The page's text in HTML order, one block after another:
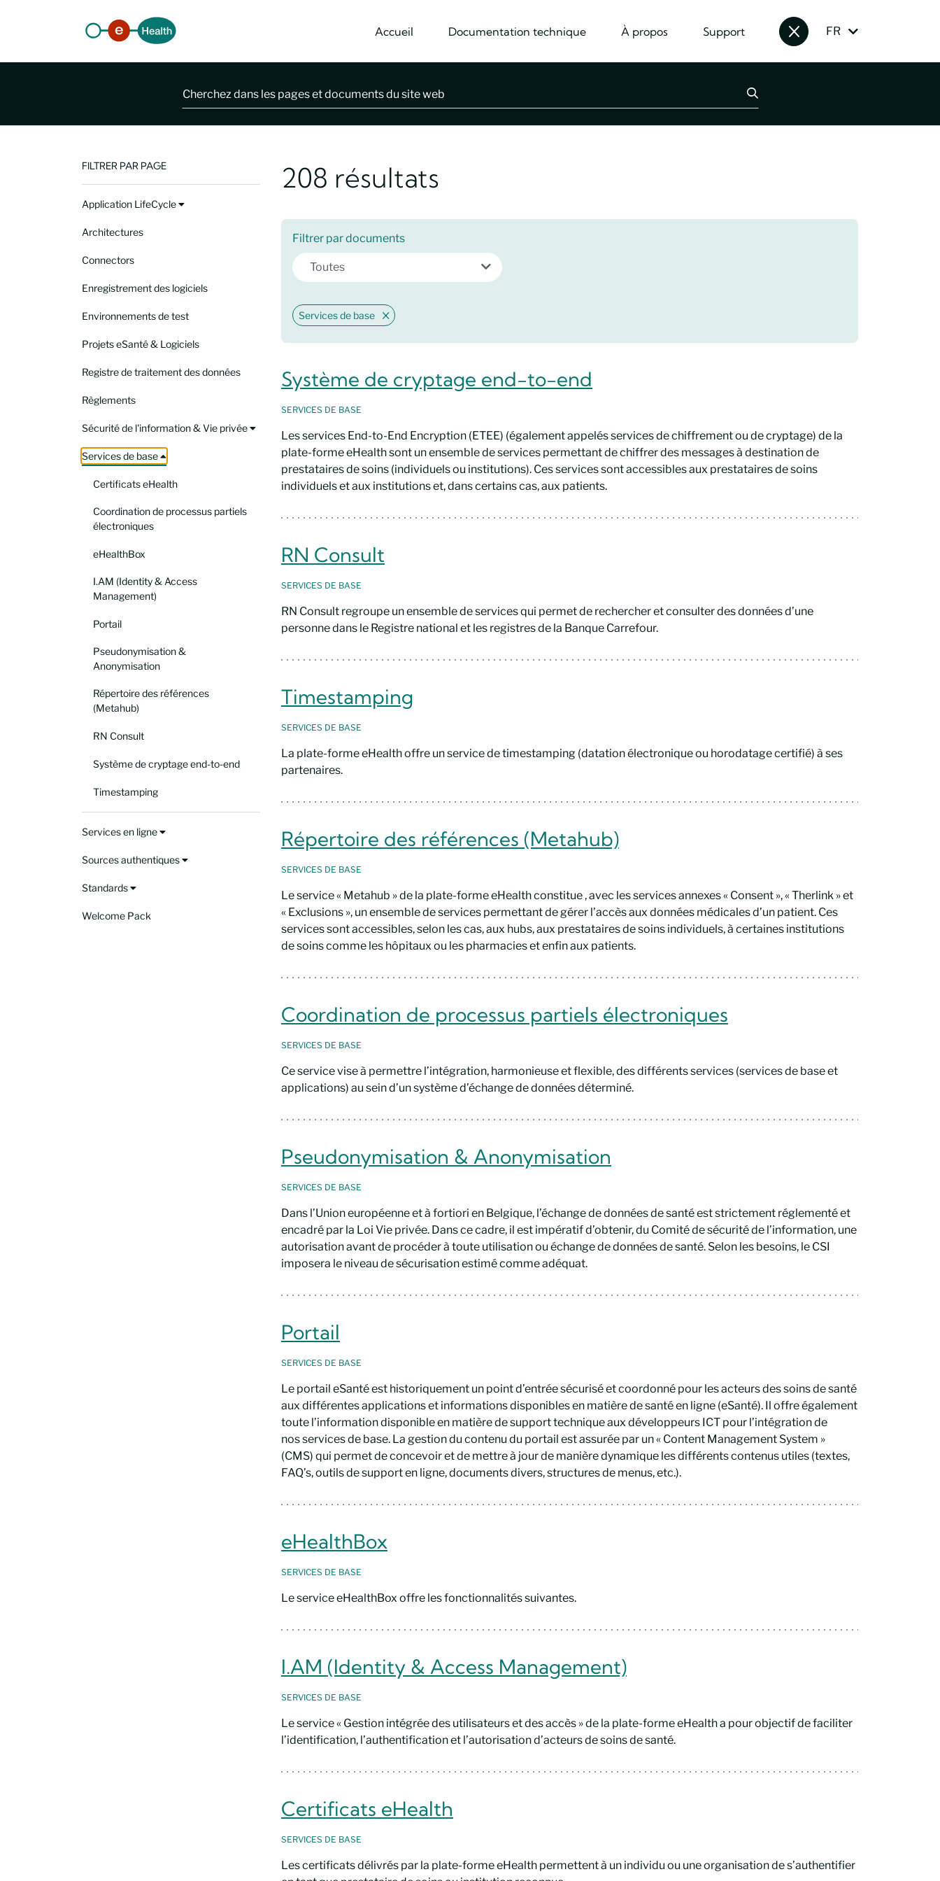
Accueil Documentation technique À propos Support Fermer le formulaire de
FR
FILTRER PAR PAGE
Application LifeCycle
Architectures
Connectors
Enregistrement des logiciels
Environnements de test
Projets eSanté & Logiciels
Registre de traitement des données
Règlements
Sécurité de l'information & Vie privée
Services de base
Certificats eHealth
Coordination de processus partiels
électroniques
eHealthBox
I.AM (Identity & Access
Management)
Portail
Pseudonymisation &
Anonymisation
Répertoire des références
(Metahub)
RN Consult
Système de cryptage end-to-end
Timestamping
Services en ligne
Sources authentiques
Standards
Welcome Pack
208 résultats
Filtrer par documents
Toutes
Services de base
Système de cryptage end-to-end
SERVICES DE BASE
Les services End-to-End Encryption (ETEE) (également appelés services de chiffrement ou de cryptage) de la
plate-forme eHealth sont un ensemble de services permettant de chiffrer des messages à destination de
prestataires de soins (individuels ou institutions). Ces services sont accessibles aux prestataires de soins
individuels et aux institutions et, dans certains cas, aux patients.
RN Consult
SERVICES DE BASE
RN Consult regroupe un ensemble de services qui permet de rechercher et consulter des données d’une
personne dans le Registre national et les registres de la Banque Carrefour.
Timestamping
SERVICES DE BASE
La plate-forme eHealth offre un service de timestamping (datation électronique ou horodatage certifié) à ses
partenaires.
Répertoire des références (Metahub)
SERVICES DE BASE
Le service « Metahub » de la plate-forme eHealth constitue , avec les services annexes « Consent », « Therlink » et
« Exclusions », un ensemble de services permettant de gérer l’accès aux données médicales d’un patient. Ces
services sont accessibles, selon les cas, aux hubs, aux prestataires de soins individuels, à certaines institutions
de soins comme les hôpitaux ou les pharmacies et enfin aux patients.
Coordination de processus partiels électroniques
SERVICES DE BASE
Ce service vise à permettre l’intégration, harmonieuse et flexible, des différents services (services de base et
applications) au sein d’un système d’échange de données déterminé.
Pseudonymisation & Anonymisation
SERVICES DE BASE
Dans l’Union européenne et à fortiori en Belgique, l’échange de données de santé est strictement réglementé et
encadré par la Loi Vie privée. Dans ce cadre, il est impératif d’obtenir, du Comité de sécurité de l’information, une
autorisation avant de procéder à toute utilisation ou échange de données de santé. Selon les besoins, le CSI
imposera le niveau de sécurisation estimé comme adéquat.
Portail
SERVICES DE BASE
Le portail eSanté est historiquement un point d’entrée sécurisé et coordonné pour les acteurs des soins de santé
aux différentes applications et informations disponibles en matière de santé en ligne (eSanté). Il offre également
toute l’information disponible en matière de support technique aux développeurs ICT pour l’intégration de
nos services de base. La gestion du contenu du portail est assurée par un « Content Management System »
(CMS) qui permet de concevoir et de mettre à jour de manière dynamique les différents contenus utiles (textes,
FAQ’s, outils de support en ligne, documents divers, structures de menus, etc.).
eHealthBox
SERVICES DE BASE
Le service eHealthBox offre les fonctionnalités suivantes.
I.AM (Identity & Access Management)
SERVICES DE BASE
Le service « Gestion intégrée des utilisateurs et des accès » de la plate-forme eHealth a pour objectif de faciliter
l’identification, l’authentification et l’autorisation d’acteurs de soins de santé.
Certificats eHealth
SERVICES DE BASE
Les certificats délivrés par la plate-forme eHealth permettent à un individu ou une organisation de s’authentifier